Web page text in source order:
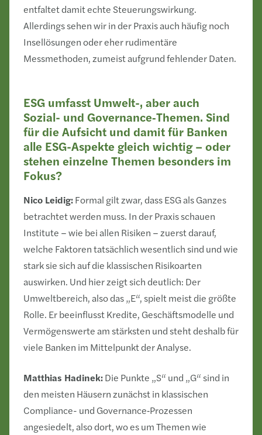
entfaltet damit echte Steuerungswirkung.
Allerdings sehen wir in der Praxis auch häufig noch
Insellösungen oder eher rudimentäre
Messmethoden, zumeist aufgrund fehlender Daten.
ESG umfasst Umwelt-, aber auch
Sozial- und Governance‑Themen. Sind
für die Aufsicht und damit für Banken
alle ESG-Aspekte gleich wichtig – oder
stehen einzelne Themen besonders im
Fokus?
Nico Leidig:Formal gilt zwar, dass ESG als Ganzes
betrachtet werden muss. In der Praxis schauen
Institute – wie bei allen Risiken – zuerst darauf,
welche Faktoren tatsächlich wesentlich sind und wie
stark sie sich auf die klassischen Risikoarten
auswirken. Und hier zeigt sich deutlich: Der
Umweltbereich, also das „E“, spielt meist die größte
Rolle. Er beeinflusst Kredite, Geschäftsmodelle und
Vermögenswerte am stärksten und steht deshalb für
viele Banken im Mittelpunkt der Analyse.
Matthias Hadinek:Die Punkte „S“ und „G“ sind in
den meisten Häusern zunächst in klassischen
Compliance- und Governance‑Prozessen
angesiedelt, also dort, wo es um Themen wie